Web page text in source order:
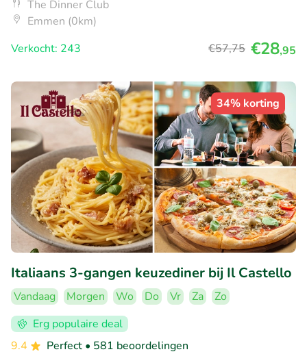
The Dinner Club
Emmen (0km)
Verkocht: 243
€57,75 €28,95
34% korting
Italiaans 3-gangen keuzediner bij Il Castello
Vandaag Morgen Wo Do Vr Za
Zo
Erg populaire deal
9.4
Perfect • 581 beoordelingen